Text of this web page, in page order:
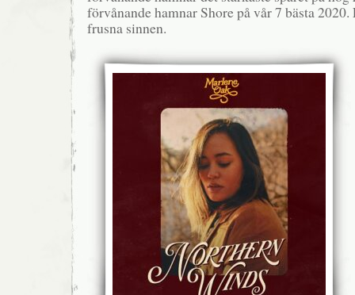
förvånande hamnar Shore på vår 7 bästa
frusna sinnen.